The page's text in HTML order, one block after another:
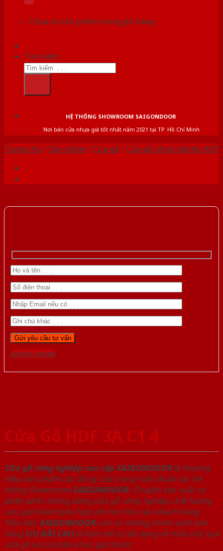
Chưa có sản phẩm trong giỏ hàng.
Tìm kiếm:
HỆ THỐNG SHOWROOM SAIGONDOOR
Nơi bán cửa nhựa giá tốt nhất năm 2021 tại TP. Hồ Chí Minh
Trang chủ /Sản phẩm /Cửa gỗ /Cửa gỗ công nghiệp HDF
Gọi 0976.169.864
Cửa Gỗ HDF 3A C1 4
Cửa gỗ công nghiệp cao cấp SAIGONDOORlà thương
hiệu sản phẩm các dòng cửa trong một chuỗi các hệ
thống Showroom SAIGONDOOR. Chuyên sản xuất và
phân phối những dòng cửa gỗ công nghiệp chất lượng
cao, giá thành phù hợp với mọi nhu cầu khách hàng.
Trên hết, SAIGONDOORcòn có những chính sách bán
hàng ƯU ĐÃI CAOđi kèm với sự đa dạng về mẫu mã, loại
cửa gỗ và cả phân khúc giá thành.